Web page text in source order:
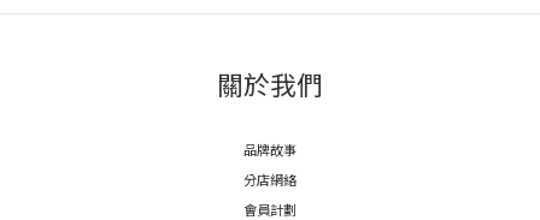
關於我們
品牌故事
分店網絡
會員計劃